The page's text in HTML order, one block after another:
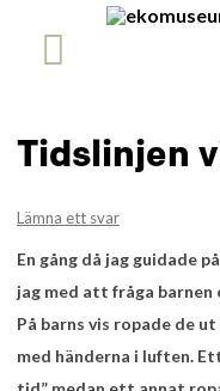
Tidslinjen
Lämna ett svar
En gång då jag guidade
jag med att fråga barnen
På barns vis ropade de
med händerna i luften.